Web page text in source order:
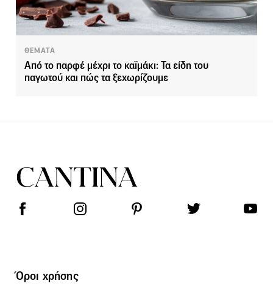
ΘΕΜΑΤΑ
Από το παρφέ μέχρι το καϊμάκι: Τα είδη του
παγωτού και πώς τα ξεχωρίζουμε
Όροι χρήσης